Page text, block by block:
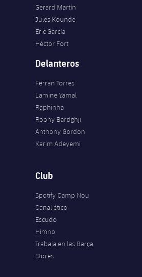
Gerard Martín
Jules Kounde
Eric García
Héctor Fort
Delanteros
Ferran Torres
Lamine Yamal
Raphinha
Roony Bardghji
Anthony Gordon
Karim Adeyemi
Club
Spotify Camp Nou
Canal ético
Escudo
Himno
Trabaja en las Barça
Stores